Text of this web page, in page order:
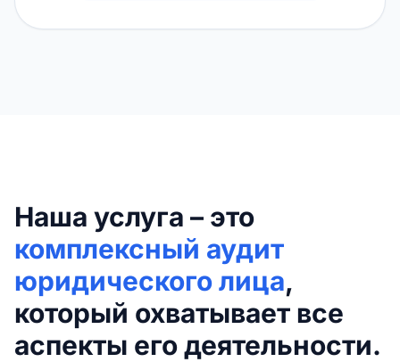
Наша услуга – это
комплексный аудит
юридического лица,
который охватывает все
аспекты его деятельности.